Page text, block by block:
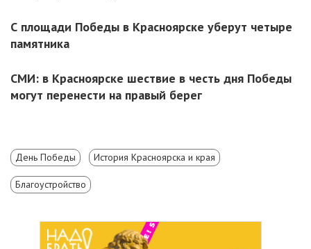
С площади Победы в Красноярске уберут четыре
памятника
СМИ: в Красноярске шествие в честь дня Победы
могут перенести на правый берег
День Победы История Красноярска и края
Благоустройство